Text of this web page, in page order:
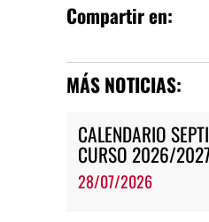
Compartir en:
MÁS NOTICIAS:
CALENDARIO
CURSO 2026/
28/07/2026